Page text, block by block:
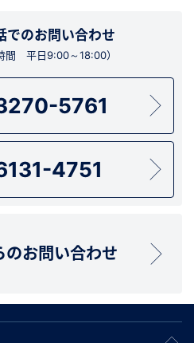
でのお問い合わせ
間 平日9:00～18:00）
5761
4751
のお問い合わせ